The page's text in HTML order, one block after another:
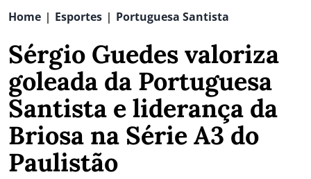
Home | Esportes | Portuguesa Santista
Sérgio Guedes valoriza
goleada da Portuguesa
Santista e liderança da
Briosa na Série A3 do
Paulistão